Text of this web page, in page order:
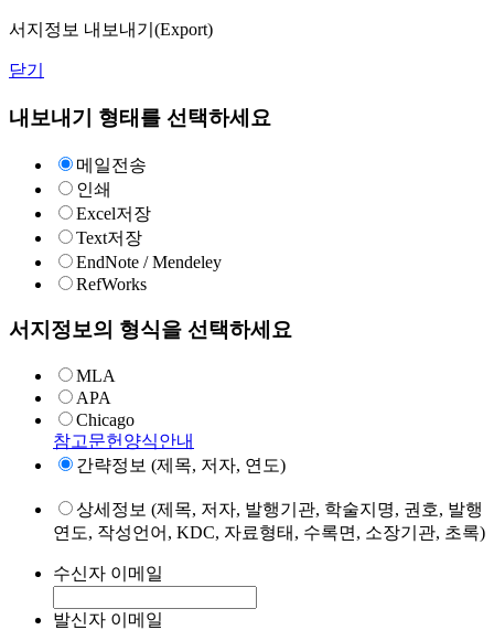
서지정보 내보내기(Export)
닫기
내보내기 형태를 선택하세요
메일전송
인쇄
Excel저장
Text저장
EndNote / Mendeley
RefWorks
서지정보의 형식을 선택하세요
MLA
APA
Chicago
참고문헌양식안내
간략정보 (제목, 저자, 연도)
상세정보 (제목, 저자, 발행기관, 학술지명, 권호, 발행
연도, 작성언어, KDC, 자료형태, 수록면, 소장기관, 초록)
수신자 이메일
발신자 이메일